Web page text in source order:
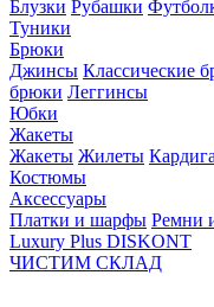
Блузки Рубашки
Туники
Брюки
Джинсы Классические
брюки Леггинсы
Юбки
Жакеты
Жакеты Жилеты
Костюмы
Аксессуары
Платки и шарфы Ремни
Luxury Plus DISKONT
ЧИСТИМ СКЛАД